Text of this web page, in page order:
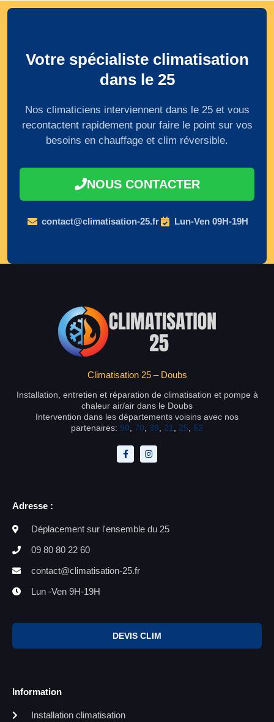
Votre spécialiste climatisation
dans le 25
Nos climaticiens interviennent dans le 25 et vous
recontactent rapidement pour faire le point sur vos
besoins en chauffage et clim réversible.
NOUS CONTACTER
contact@climatisation-25.fr Lun-Ven 09H-19H
Climatisation 25 – Doubs
Installation, entretien et réparation de climatisation et pompe à
chaleur air/air dans le Doubs
Intervention dans les départements voisins avec nos
partenaires: 90 70 39 21 25 52
Adresse :
Déplacement sur l'ensemble du 25
09 80 80 22 60
contact@climatisation-25.fr
Lun -Ven 9H-19H
DEVIS CLIM
Information
Installation climatisation